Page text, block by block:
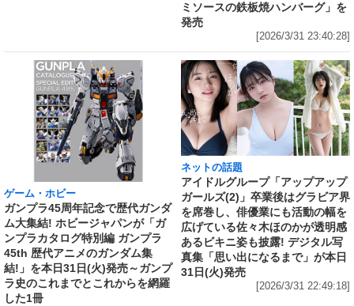
ミソースの鉄板焼ハンバーグ」を
発売
[2026/3/31 23:40:28]
ゲーム・ホビー
ガンプラ45周年記念で歴代ガンダ
ム大集結! ホビージャパンが「ガ
ンプラカタログ特別編 ガンプラ
45th 歴代アニメのガンダム集
結!」を本日31日(火)発売～ガンプ
ラ史のこれまでとこれからを網羅
した1冊
ネットの話題
アイドルグループ「アップアップ
ガールズ(2)」卒業後はグラビア界
を席巻し、俳優業にも活動の幅を
広げている佐々木ほのかが透明感
あるビキニ姿も披露! デジタル写
真集「思い出になるまで」が本日
31日(火)発売
[2026/3/31 22:49:18]